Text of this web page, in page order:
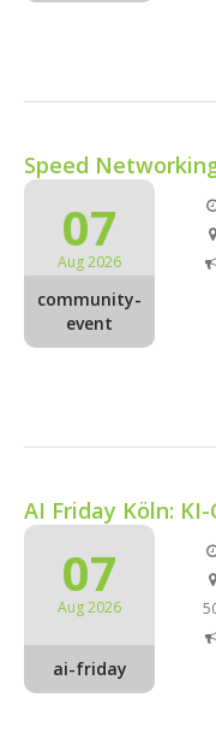
Speed
07
Aug 2026
community-
event
AI Friday Köln:
07
Aug 2026
ai-friday